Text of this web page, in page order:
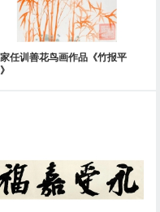
任训善花鸟画作品《竹报平